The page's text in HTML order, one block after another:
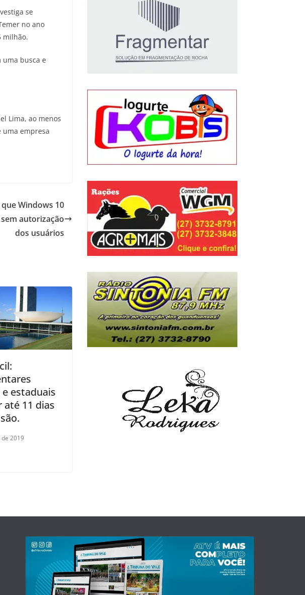
se
no ano
milhão.
busca e
Lima, ao menos
uma empresa
Windows 10
autorização
dos usuários
estaduais
até 11 dias
2019